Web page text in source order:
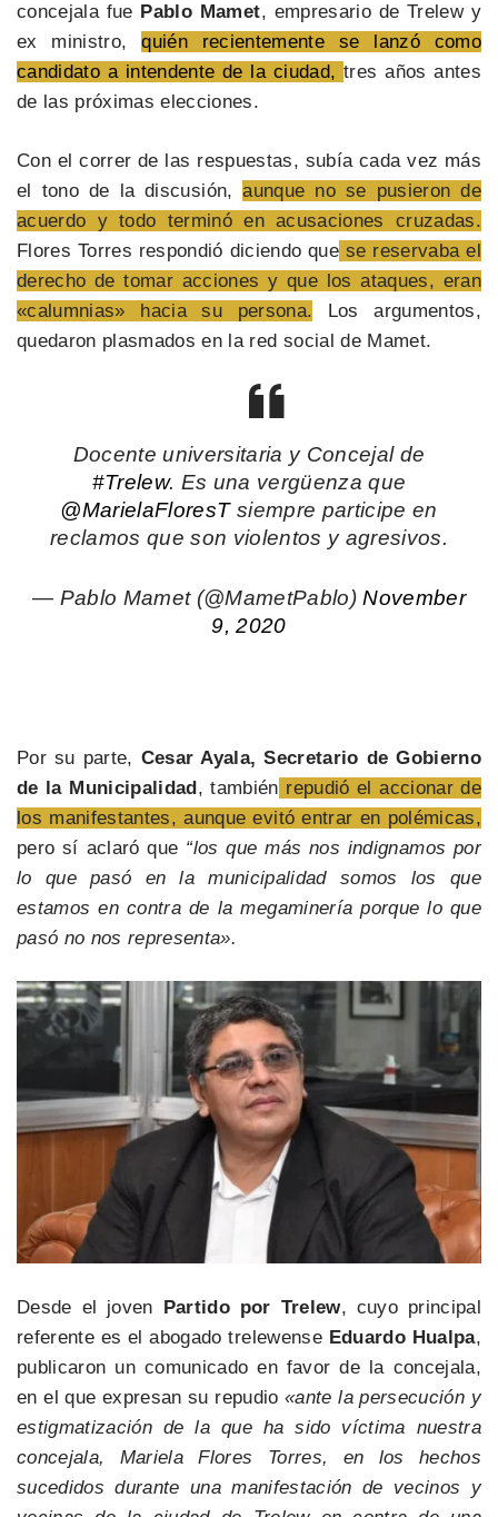
concejala fue Pablo Mamet, empresario de Trelew y
ex ministro,quién recientemente se lanzó como
candidato a intendente de la ciudad,tres años antes
de las próximas elecciones.
Con el correr de las respuestas, subía cada vez más
el tono de la discusión,aunque no se pusieron de
acuerdo y todo terminó en acusaciones cruzadas.
Flores Torres respondió diciendo que se reservaba el
derecho de tomar acciones y que los ataques, eran
«calumnias» hacia su persona. Los argumentos,
quedaron plasmados en la red social de Mamet.
Docente universitaria y Concejal de
#Trelew. Es una vergüenza que
@MarielaFloresTsiempre participe en
reclamos que son violentos y agresivos.
— Pablo Mamet (@MametPablo)November
9, 2020
Por su parte, Cesar Ayala, Secretario de Gobierno
de la Municipalidad, también repudió el accionar de
los manifestantes, aunque evitó entrar en polémicas,
pero sí aclaró que “los que más nos indignamos por
lo que pasó en la municipalidad somos los que
estamos en contra de la megaminería porque lo que
pasó no nos representa».
Desde el joven Partido por Trelew, cuyo principal
referente es el abogado trelewense Eduardo Hualpa,
publicaron un comunicado en favor de la concejala,
en el que expresan su repudio«ante la persecución y
estigmatización de la que ha sido víctima nuestra
concejala, Mariela Flores Torres, en los hechos
sucedidos durante una manifestación de vecinos y